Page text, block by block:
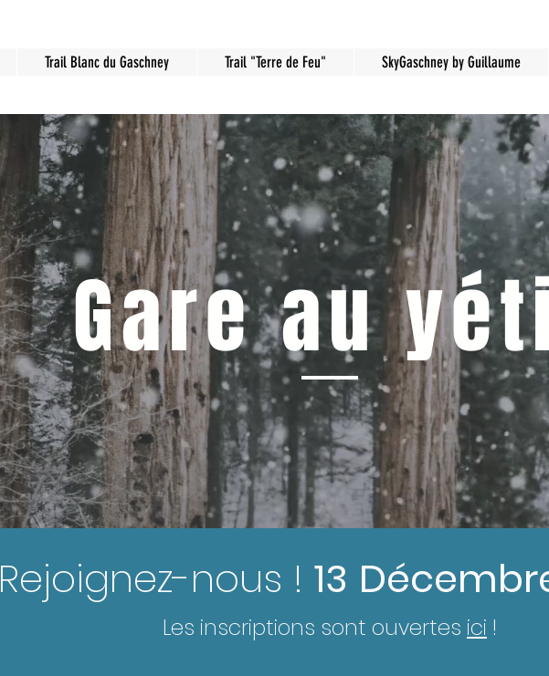
Trail Blanc du Gaschney Trail "Terre de Feu" SkyGaschney by Guillaume
Gare au
Rejoignez-nous ! 13
Les inscriptions sont ouvertes ici !